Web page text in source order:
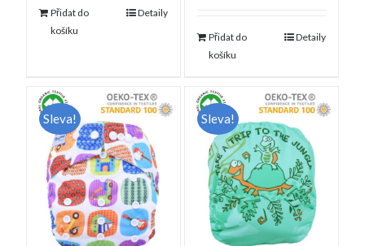
Přidat do
košíku
Detaily
Přidat do
košíku
Detaily
Sleva! Sleva!